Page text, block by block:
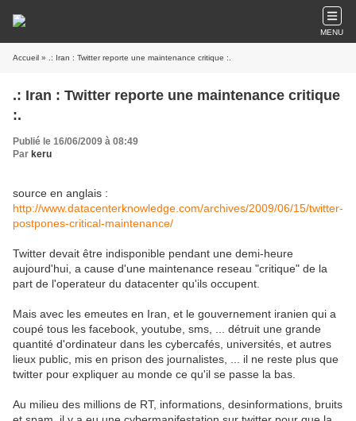
MENU
Accueil » .: Iran : Twitter reporte une maintenance critique :.
.: Iran : Twitter reporte une maintenance critique
:.
Publié le 16/06/2009 à 08:49
Par keru
source en anglais :
http://www.datacenterknowledge.com/archives/2009/06/15/twitter-
postpones-critical-maintenance/
Twitter devait être indisponible pendant une demi-heure
aujourd'hui, a cause d'une maintenance reseau "critique" de la
part de l'operateur du datacenter qu'ils occupent.
Mais avec les emeutes en Iran, et le gouvernement iranien qui a
coupé tous les facebook, youtube, sms, ... détruit une grande
quantité d'ordinateur dans les cybercafés, universités, et autres
lieux public, mis en prison des journalistes, ... il ne reste plus que
twitter pour expliquer au monde ce qu'il se passe la bas.
Au milieu des millions de RT, informations, desinformations, bruits